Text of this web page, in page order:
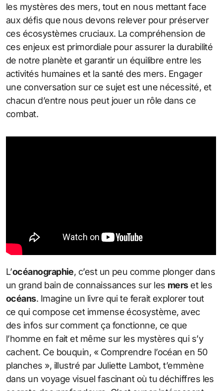
les mystères des mers, tout en nous mettant face
aux défis que nous devons relever pour préserver
ces écosystèmes cruciaux. La compréhension de
ces enjeux est primordiale pour assurer la durabilité
de notre planète et garantir un équilibre entre les
activités humaines et la santé des mers. Engager
une conversation sur ce sujet est une nécessité, et
chacun d’entre nous peut jouer un rôle dans ce
combat.
L’océanographie, c’est un peu comme plonger dans
un grand bain de connaissances sur les merset les
océans. Imagine un livre qui te ferait explorer tout
ce qui compose cet immense écosystème, avec
des infos sur comment ça fonctionne, ce que
l’homme en fait et même sur les mystères qui s’y
cachent. Ce bouquin, « Comprendre l’océan en 50
planches », illustré par Juliette Lambot, t’emmène
dans un voyage visuel fascinant où tu déchiffres les